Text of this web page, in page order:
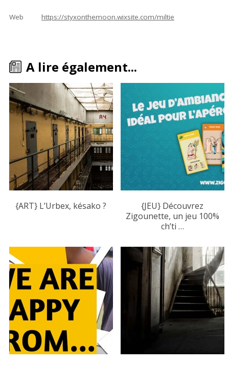
Web https://styxonthemoon.wixsite.com/miltie
A lire également...
{ART} L’Urbex, késako ?
{JEU} Découvrez
Zigounette, un jeu 100%
ch’ti …